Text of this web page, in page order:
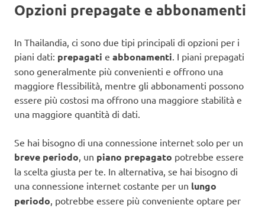
Opzioni prepagate e abbonamenti
In Thailandia, ci sono due tipi principali di opzioni per i
piani dati: prepagati e abbonamenti. I piani prepagati
sono generalmente più convenienti e offrono una
maggiore flessibilità, mentre gli abbonamenti possono
essere più costosi ma offrono una maggiore stabilità e
una maggiore quantità di dati.
Se hai bisogno di una connessione internet solo per un
breve periodo, un piano prepagato potrebbe essere
la scelta giusta per te. In alternativa, se hai bisogno di
una connessione internet costante per un lungo
periodo, potrebbe essere più conveniente optare per